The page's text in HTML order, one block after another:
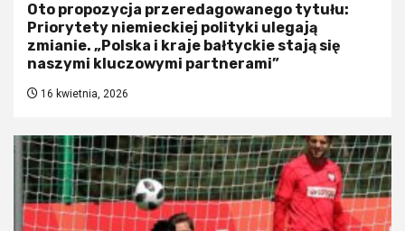
Oto propozycja przeredagowanego tytułu:
Priorytety niemieckiej polityki ulegają
zmianie. „Polska i kraje bałtyckie stają się
naszymi kluczowymi partnerami”
16 kwietnia, 2026